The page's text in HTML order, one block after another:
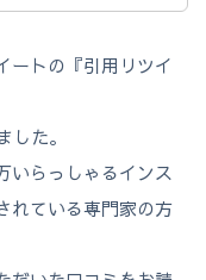
ートの『引用リツイ
した。
いらっしゃるインス
れている専門家の方